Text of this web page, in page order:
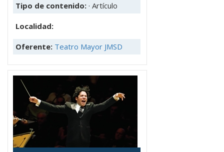
Tipo de contenido: · Artículo
Localidad:
Oferente: Teatro Mayor JMSD